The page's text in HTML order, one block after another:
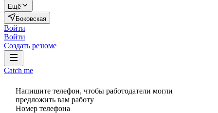
Ещё
Боковская
Войти
Войти
Создать резюме
Catch me
Напишите телефон, чтобы работодатели могли
предложить вам работу
Номер телефона